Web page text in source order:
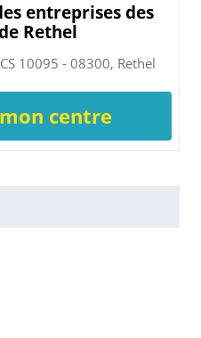
entreprises des
Rethel
10095 - 08300, Rethel
centre